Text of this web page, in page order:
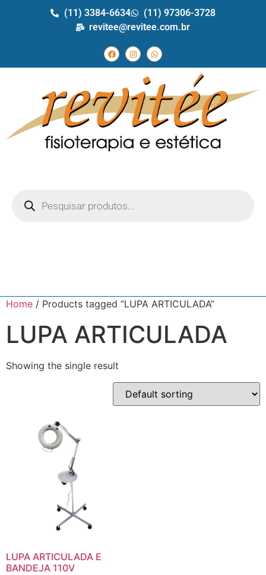
(11) 3384-6634
(11) 97306-3728
revitee@revitee.com.br
Home / Products tagged “LUPA ARTICULADA”
LUPA ARTICULADA
Showing the single result
LUPA ARTICULADA E
BANDEJA 110V